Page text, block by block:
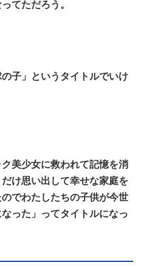
てただろう。
子」というタイトルでいけ
美少女に救われて記憶を消
け思い出して幸せな家庭を
でわたしたちの子供が今世
った」ってタイトルになっ